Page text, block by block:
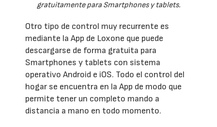
gratuitamente para Smartphones y tablets.
Otro tipo de control muy recurrente es
mediante la App de Loxone que puede
descargarse de forma gratuita para
Smartphones y tablets con sistema
operativo Android e iOS. Todo el control del
hogar se encuentra en la App de modo que
permite tener un completo mando a
distancia a mano en todo momento.